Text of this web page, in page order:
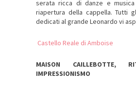
serata ricca di danze e
riapertura della cappella. Tutti
dedicati al grande Leonardo vi
Castello Reale di Amboise
MAISON CAILLEBOTTE,
IMPRESSIONISMO